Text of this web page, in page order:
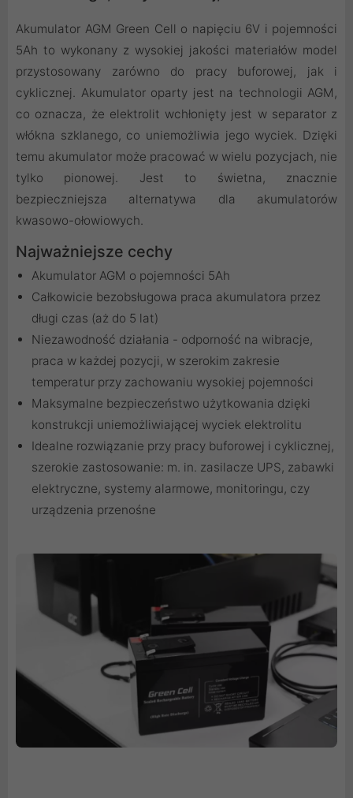
Akumulator AGM Green Cell o napięciu 6V i pojemności
5Ah to wykonany z wysokiej jakości materiałów model
przystosowany zarówno do pracy buforowej, jak i
cyklicznej. Akumulator oparty jest na technologii AGM,
co oznacza, że elektrolit wchłonięty jest w separator z
włókna szklanego, co uniemożliwia jego wyciek. Dzięki
temu akumulator może pracować w wielu pozycjach, nie
tylko pionowej. Jest to świetna, znacznie
bezpieczniejsza alternatywa dla akumulatorów
kwasowo-ołowiowych.
Najważniejsze cechy
Akumulator AGM o pojemności 5Ah
Całkowicie bezobsługowa praca akumulatora przez
długi czas (aż do 5 lat)
Niezawodność działania - odporność na wibracje,
praca w każdej pozycji, w szerokim zakresie
temperatur przy zachowaniu wysokiej pojemności
Maksymalne bezpieczeństwo użytkowania dzięki
konstrukcji uniemożliwiającej wyciek elektrolitu
Idealne rozwiązanie przy pracy buforowej i cyklicznej,
szerokie zastosowanie: m. in. zasilacze UPS, zabawki
elektryczne, systemy alarmowe, monitoringu, czy
urządzenia przenośne